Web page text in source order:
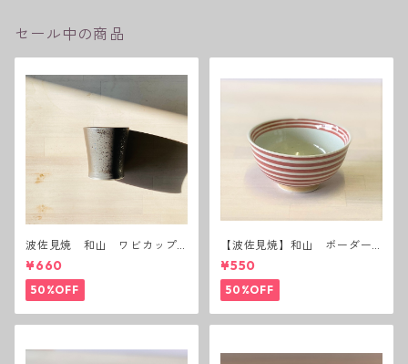
セール中の商品
波佐見焼 和山 ワビカップ
黒錆 3種(アウトレット）
¥660
50%OFF
【波佐見焼】和山 ボーダー
茶碗 赤
¥550
50%OFF